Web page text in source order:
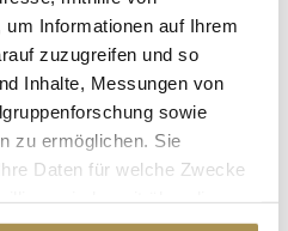
Informationen auf Ihrem
zuzugreifen und so
Inhalte, Messungen von
sowie
zu ermöglichen. Sie
Daten für welche Zwecke
Klicken auf das Privacy